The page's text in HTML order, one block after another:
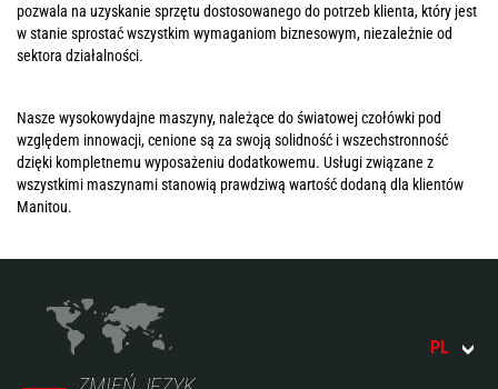
pozwala na uzyskanie sprzętu dostosowanego do potrzeb klienta, który jest
w stanie sprostać wszystkim wymaganiom biznesowym, niezależnie od
sektora działalności.
Nasze wysokowydajne maszyny, należące do światowej czołówki pod
względem innowacji, cenione są za swoją solidność i wszechstronność
dzięki kompletnemu wyposażeniu dodatkowemu. Usługi związane z
wszystkimi maszynami stanowią prawdziwą wartość dodaną dla klientów
Manitou.
PL